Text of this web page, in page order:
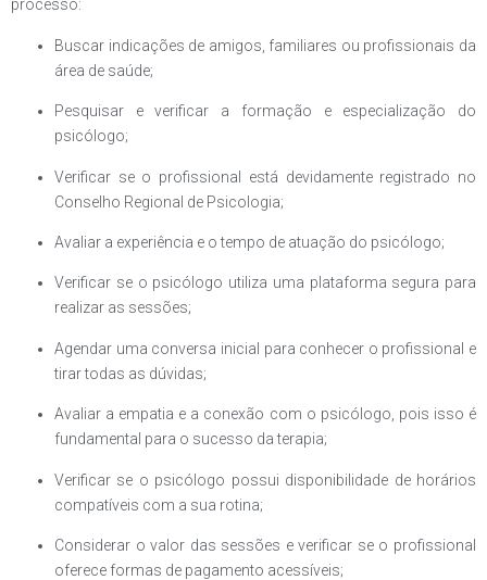
processo:
Buscar indicações de amigos, familiares ou profissionais da
área de saúde;
Pesquisar e verificar a formação e especialização do
psicólogo;
Verificar se o profissional está devidamente registrado no
Conselho Regional de Psicologia;
Avaliar a experiência e o tempo de atuação do psicólogo;
Verificar se o psicólogo utiliza uma plataforma segura para
realizar as sessões;
Agendar uma conversa inicial para conhecer o profissional e
tirar todas as dúvidas;
Avaliar a empatia e a conexão com o psicólogo, pois isso é
fundamental para o sucesso da terapia;
Verificar se o psicólogo possui disponibilidade de horários
compatíveis com a sua rotina;
Considerar o valor das sessões e verificar se o profissional
oferece formas de pagamento acessíveis;